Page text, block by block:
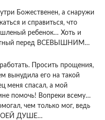
Божественен, а снаружи
и справиться, что
ребенок… Хоть и
перед ВСЕВЫШНИМ…
Просить прощения,
вынудила его на такой
меня спасал, а мой
помочь! Вопреки всему…
чем только мог, ведь
ДУШЕ…